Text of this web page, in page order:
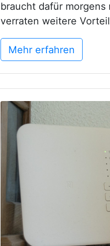
braucht dafür
verraten weitere
Mehr erfahren